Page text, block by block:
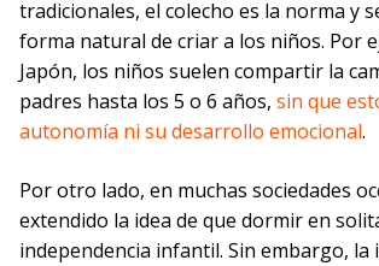
tradicionales, el colecho es la norma y
forma natural de criar a los niños. Por
Japón, los niños suelen compartir la
padres hasta los 5 o 6 años, sin que
autonomía ni su desarrollo emocional.
Por otro lado, en muchas sociedades
extendido la idea de que dormir en
independencia infantil. Sin embargo, la